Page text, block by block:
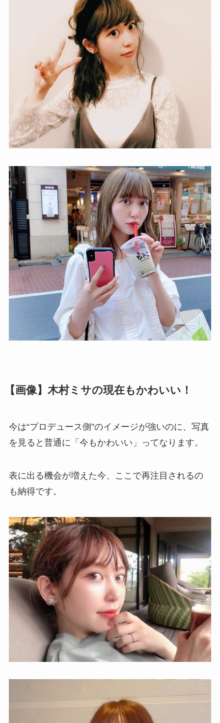
【画像】木村ミサの現在もかわいい！
今は“プロデュース側”のイメージが強いのに、写真
を見ると普通に「今もかわいい」ってなります。
表に出る機会が増えた今、ここで再注目されるの
も納得です。